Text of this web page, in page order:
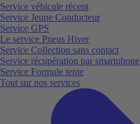
Service véhicule récent
Service Jeune Conducteur
Service GPS
Le service Pneus Hiver
Service Collection sans contact
Service récupération par smartphone
Service Formule tente
Tout sur nos services